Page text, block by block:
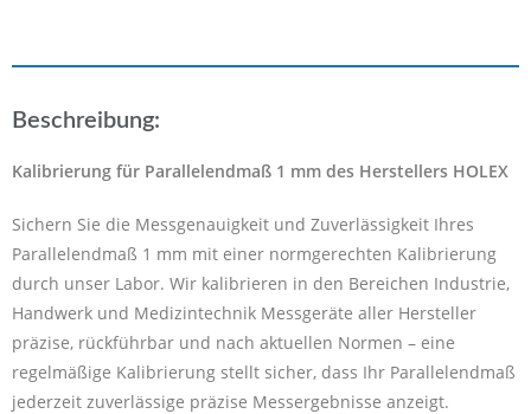
Beschreibung:
Kalibrierung für Parallelendmaß 1 mm des Herstellers HOLEX
Sichern Sie die Messgenauigkeit und Zuverlässigkeit Ihres
Parallelendmaß 1 mm mit einer normgerechten Kalibrierung
durch unser Labor. Wir kalibrieren in den Bereichen Industrie,
Handwerk und Medizintechnik Messgeräte aller Hersteller
präzise, rückführbar und nach aktuellen Normen – eine
regelmäßige Kalibrierung stellt sicher, dass Ihr Parallelendmaß
jederzeit zuverlässige präzise Messergebnisse anzeigt.